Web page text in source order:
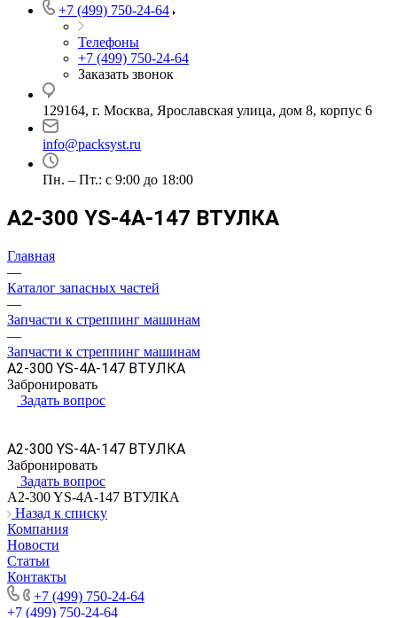
+7 (499) 750-24-64
Телефоны
+7 (499) 750-24-64
Заказать звонок
129164, г. Москва, Ярославская улица, дом 8, корпус 6
info@packsyst.ru
Пн. – Пт.: с 9:00 до 18:00
A2-300 YS-4A-147 ВТУЛКА
Главная
—
Каталог запасных частей
—
Запчасти к стреппинг машинам
—
Запчасти к стреппинг машинам
A2-300 YS-4A-147 ВТУЛКА
Забронировать
Задать вопрос
A2-300 YS-4A-147 ВТУЛКА
Забронировать
Задать вопрос
A2-300 YS-4A-147 ВТУЛКА
Назад к списку
Компания
Новости
Статьи
Контакты
+7 (499) 750-24-64
+7 (499) 750-24-64